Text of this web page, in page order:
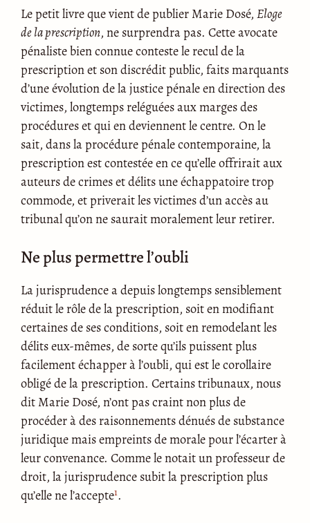
Le petit livre que vient de publier Marie Dosé, Eloge
de la prescription, ne surprendra pas. Cette avocate
pénaliste bien connue conteste le recul de la
prescription et son discrédit public, faits marquants
d’une évolution de la justice pénale en direction des
victimes, longtemps reléguées aux marges des
procédures et qui en deviennent le centre. On le
sait, dans la procédure pénale contemporaine, la
prescription est contestée en ce qu’elle offrirait aux
auteurs de crimes et délits une échappatoire trop
commode, et priverait les victimes d’un accès au
tribunal qu’on ne saurait moralement leur retirer.
Ne plus permettre l’oubli
La jurisprudence a depuis longtemps sensiblement
réduit le rôle de la prescription, soit en modifiant
certaines de ses conditions, soit en remodelant les
délits eux-mêmes, de sorte qu’ils puissent plus
facilement échapper à l’oubli, qui est le corollaire
obligé de la prescription. Certains tribunaux, nous
dit Marie Dosé, n’ont pas craint non plus de
procéder à des raisonnements dénués de substance
juridique mais empreints de morale pour l’écarter à
leur convenance. Comme le notait un professeur de
droit, la jurisprudence subit la prescription plus
qu’elle ne l’accepte1.